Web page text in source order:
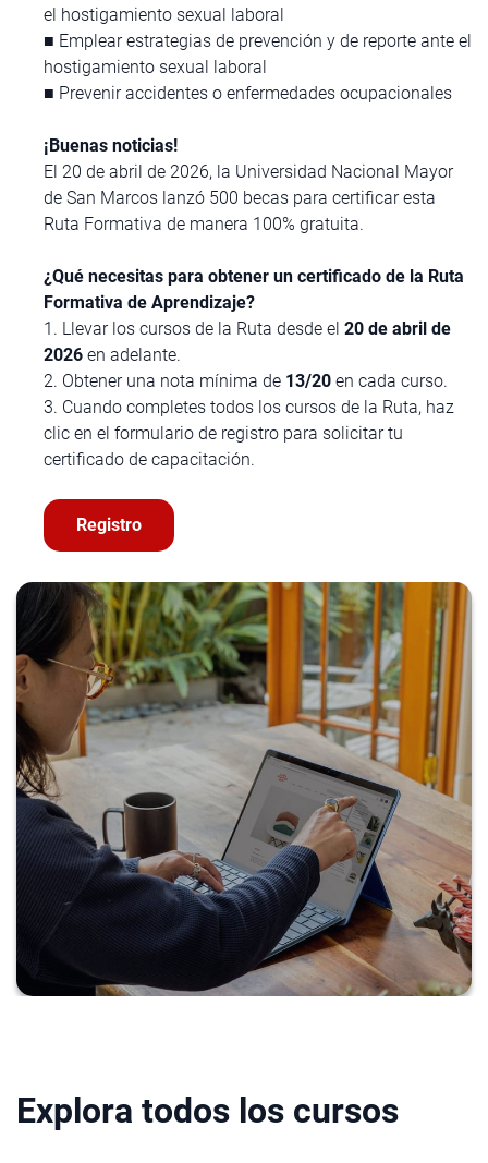
el hostigamiento sexual laboral
■ Emplear estrategias de prevención y de reporte ante el
hostigamiento sexual laboral
■ Prevenir accidentes o enfermedades ocupacionales
¡Buenas noticias!
El 20 de abril de 2026, la Universidad Nacional Mayor
de San Marcos lanzó 500 becas para certificar esta
Ruta Formativa de manera 100% gratuita.
¿Qué necesitas para obtener un certificado de la Ruta
Formativa de Aprendizaje?
1. Llevar los cursos de la Ruta desde el 20 de abril de
2026 en adelante.
2. Obtener una nota mínima de 13/20 en cada curso.
3. Cuando completes todos los cursos de la Ruta, haz
clic en el formulario de registro para solicitar tu
certificado de capacitación.
Registro
Explora todos los cursos